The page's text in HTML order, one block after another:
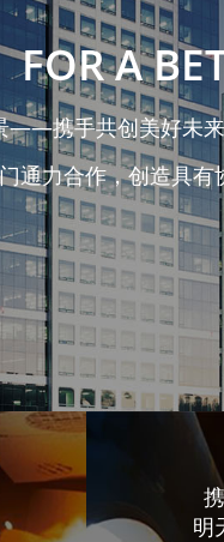
FOR A
——携手共创美好未来
力合作，创造具
明